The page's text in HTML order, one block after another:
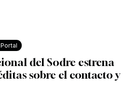
del Sodre estrena
sobre el contacto y